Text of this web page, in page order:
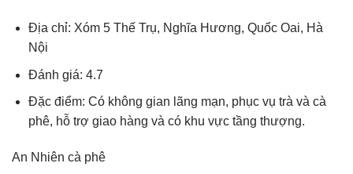
Địa chỉ: Xóm 5 Thế Trụ, Nghĩa Hương, Quốc Oai, Hà
Nội
Đánh giá: 4.7
Đặc điểm: Có không gian lãng mạn, phục vụ trà và cà
phê, hỗ trợ giao hàng và có khu vực tầng thượng.
An Nhiên cà phê